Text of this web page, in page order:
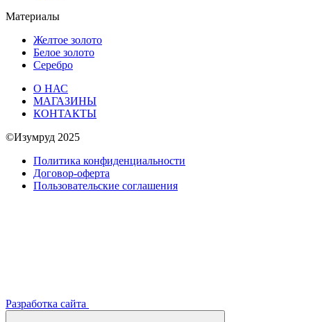
Материалы
Желтое золото
Белое золото
Серебро
О НАС
МАГАЗИНЫ
КОНТАКТЫ
©Изумруд 2025
Политика конфиденциальности
Договор-оферта
Пользовательские соглашения
Разработка сайта